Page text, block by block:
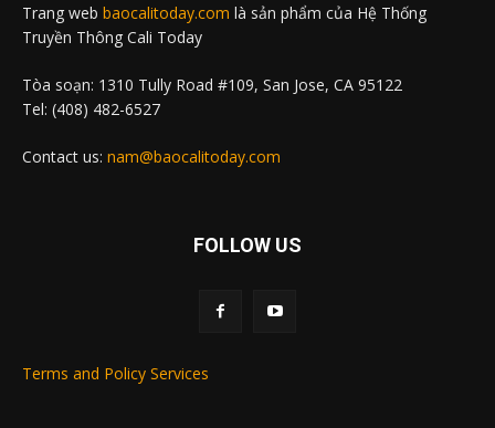
Trang web baocalitoday.com là sản phẩm của Hệ Thống
Truyền Thông Cali Today
Tòa soạn: 1310 Tully Road #109, San Jose, CA 95122
Tel: (408) 482-6527
Contact us: nam@baocalitoday.com
FOLLOW US
Terms and Policy Services